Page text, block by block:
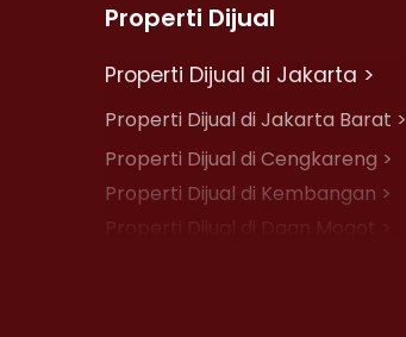
Properti Dijual
Properti Dijual di Jakarta >
Properti Dijual di Jakarta Barat >
Properti Dijual di Cengkareng >
Properti Dijual di Kembangan >
Properti Dijual di Daan Mogot >